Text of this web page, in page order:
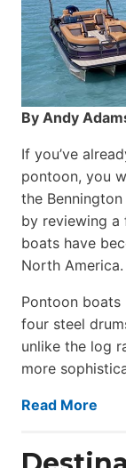
By Andy
If you’ve
pontoon, you
the Bennington
by reviewing
boats have
North America.
Pontoon boats
four steel
unlike the log
more
Read More